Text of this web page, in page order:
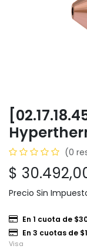
(0
$
Precio Sin
En 1 cuota de
En 3 cuotas de
Visa